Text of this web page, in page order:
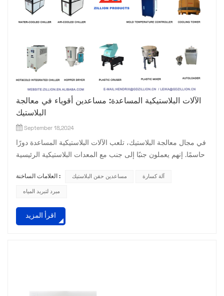
الآلات البلاستيكية المساعدة: مساعدين أقوياء في معالجة
البلاستيك
September 18,2024
في مجال معالجة البلاستيك، تلعب الآلات البلاستيكية المساعدة دورًا
حاسمًا. إنهم يعملون جنبًا إلى جنب مع المعدات البلاستيكية الرئيسية
المساعدة؟ أولاً، يجب ذكر المجفف. في معالجة البلاستيك، يمكن أن
يكون لرطوبة المواد الخام تأثير كبير على جودة المنتج. يقوم
العلامات الساخنة : مساعدين حقن البلاستيك آلة كسارة
مبرد لتبريد المياه
اقرأ المزيد